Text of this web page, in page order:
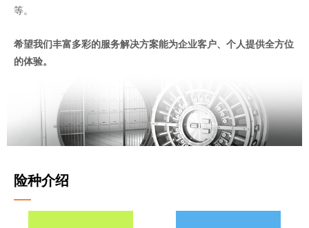
等。
希望我们丰富多彩的服务解决方案能为企业客户、个人提供全方位
的体验。
险种介绍